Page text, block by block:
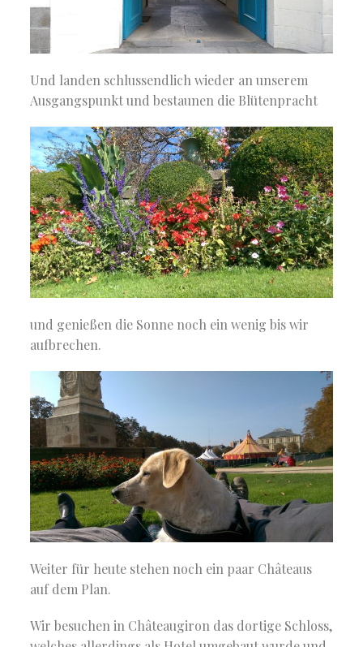
Und landen schlussendlich wieder an unserem
Ausgangspunkt und bestaunen die Blütenpracht
und genießen die Sonne noch ein wenig bis wir
aufbrechen.
Weiter für heute stehen noch ein paar Châteaus
auf dem Plan.
Wir besuchen in Châteaugiron das dortige Schloss,